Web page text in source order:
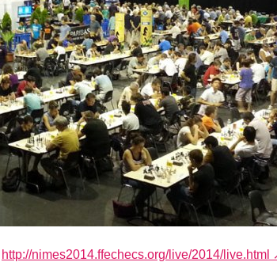
http://nimes2014.ffechecs.org/live/2014/live.html